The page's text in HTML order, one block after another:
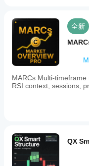
全新
MARCs Multi-
RSI context, sessions,
QX